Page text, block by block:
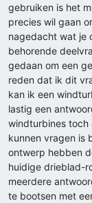
gebruiken is het
precies wil gaan
nagedacht wat je
behorende
gedaan om een
reden dat ik dit
kan ik een
lastig een
windturbines toch
kunnen vragen is
ontwerp hebben
huidige drieblad-
meerdere
te bootsen met